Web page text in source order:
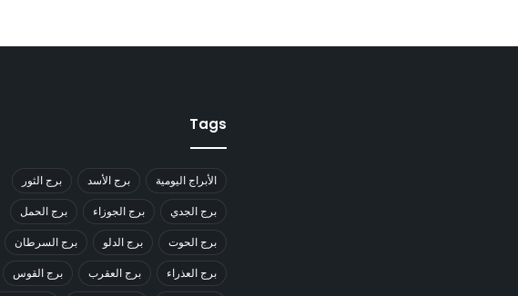
Tags
الأبراج اليومية برج الأسد برج الثور
برج الجدي برج الجوزاء برج الحمل
برج الحوت برج الدلو برج السرطان
برج العذراء برج العقرب برج القوس